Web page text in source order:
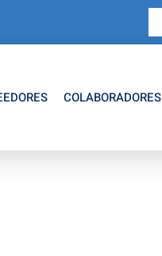
COLABORADORES